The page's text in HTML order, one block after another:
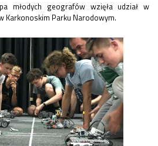
młodych geografów wzięła udział w
Karkonoskim Parku Narodowym.